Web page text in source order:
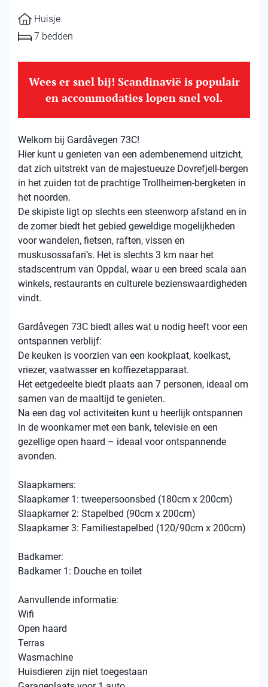
Huisje
7 bedden
Wees er snel bij! Scandinavië is populair
en accommodaties lopen snel vol.
Welkom bij Gardåvegen 73C!
Hier kunt u genieten van een adembenemend uitzicht,
dat zich uitstrekt van de majestueuze Dovrefjell-bergen
in het zuiden tot de prachtige Trollheimen-bergketen in
het noorden.
De skipiste ligt op slechts een steenworp afstand en in
de zomer biedt het gebied geweldige mogelijkheden
voor wandelen, fietsen, raften, vissen en
muskusossafari’s. Het is slechts 3 km naar het
stadscentrum van Oppdal, waar u een breed scala aan
winkels, restaurants en culturele bezienswaardigheden
vindt.
Gardåvegen 73C biedt alles wat u nodig heeft voor een
ontspannen verblijf:
De keuken is voorzien van een kookplaat, koelkast,
vriezer, vaatwasser en koffiezetapparaat.
Het eetgedeelte biedt plaats aan 7 personen, ideaal om
samen van de maaltijd te genieten.
Na een dag vol activiteiten kunt u heerlijk ontspannen
in de woonkamer met een bank, televisie en een
gezellige open haard – ideaal voor ontspannende
avonden.
Slaapkamers:
Slaapkamer 1: tweepersoonsbed (180cm x 200cm)
Slaapkamer 2: Stapelbed (90cm x 200cm)
Slaapkamer 3: Familiestapelbed (120/90cm x 200cm)
Badkamer:
Badkamer 1: Douche en toilet
Aanvullende informatie:
Wifi
Open haard
Terras
Wasmachine
Huisdieren zijn niet toegestaan